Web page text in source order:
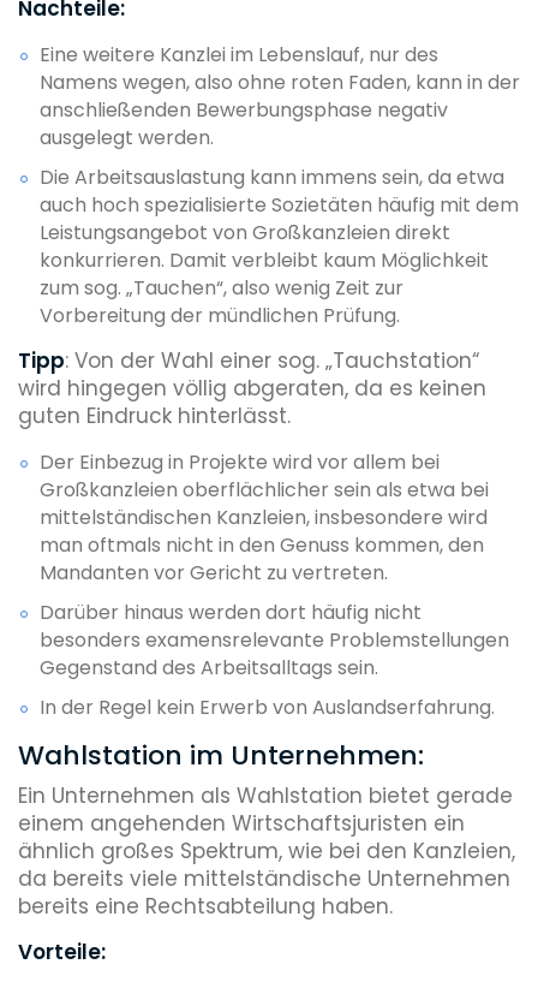
Nachteile:
Eine weitere Kanzlei im Lebenslauf, nur des
Namens wegen, also ohne roten Faden, kann in der
anschließenden Bewerbungsphase negativ
ausgelegt werden.
Die Arbeitsauslastung kann immens sein, da etwa
auch hoch spezialisierte Sozietäten häufig mit dem
Leistungsangebot von Großkanzleien direkt
konkurrieren. Damit verbleibt kaum Möglichkeit
zum sog. „Tauchen“, also wenig Zeit zur
Vorbereitung der mündlichen Prüfung.
Tipp: Von der Wahl einer sog. „Tauchstation“
wird hingegen völlig abgeraten, da es keinen
guten Eindruck hinterlässt.
Der Einbezug in Projekte wird vor allem bei
Großkanzleien oberflächlicher sein als etwa bei
mittelständischen Kanzleien, insbesondere wird
man oftmals nicht in den Genuss kommen, den
Mandanten vor Gericht zu vertreten.
Darüber hinaus werden dort häufig nicht
besonders examensrelevante Problemstellungen
Gegenstand des Arbeitsalltags sein.
In der Regel kein Erwerb von Auslandserfahrung.
Wahlstation im Unternehmen:
Ein Unternehmen als Wahlstation bietet gerade
einem angehenden Wirtschaftsjuristen ein
ähnlich großes Spektrum, wie bei den Kanzleien,
da bereits viele mittelständische Unternehmen
bereits eine Rechtsabteilung haben.
Vorteile: